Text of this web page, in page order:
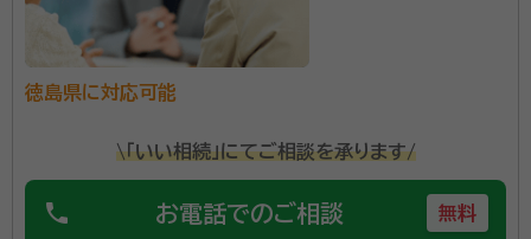
徳島県に対応可能
\「いい相続」にてご相談を承ります/
phone お電話でのご相談 無料